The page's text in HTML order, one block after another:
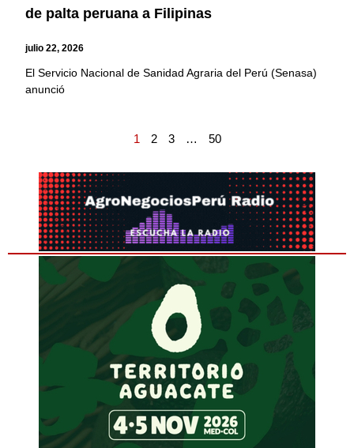
de palta peruana a Filipinas
julio 22, 2026
El Servicio Nacional de Sanidad Agraria del Perú (Senasa)
anunció
1 2 3 … 50